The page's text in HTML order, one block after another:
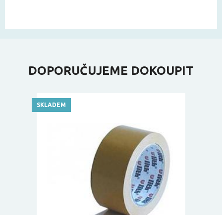
DOPORUČUJEME DOKOUPIT
SKLADEM